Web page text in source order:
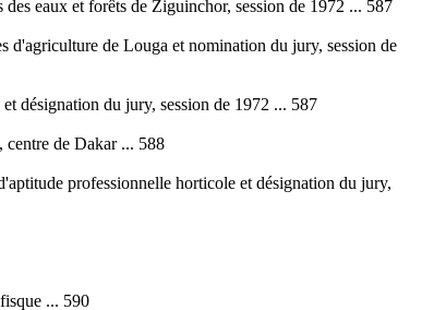
eaux et forêts de Ziguinchor, session de 1972 ... 587
d'agriculture de Louga et nomination du jury, session de
désignation du jury, session de 1972 ... 587
centre de Dakar ... 588
professionnelle horticole et désignation du jury,
... 590